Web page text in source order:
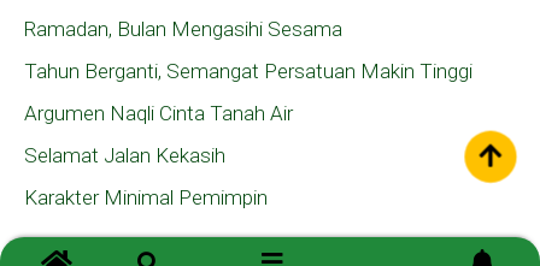
Ramadan, Bulan Mengasihi Sesama
Tahun Berganti, Semangat Persatuan Makin Tinggi
Argumen Naqli Cinta Tanah Air
Selamat Jalan Kekasih
Karakter Minimal Pemimpin